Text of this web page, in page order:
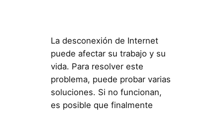
La desconexión de Internet
puede afectar su trabajo y su
vida. Para resolver este
problema, puede probar varias
soluciones. Si no funcionan,
es posible que finalmente